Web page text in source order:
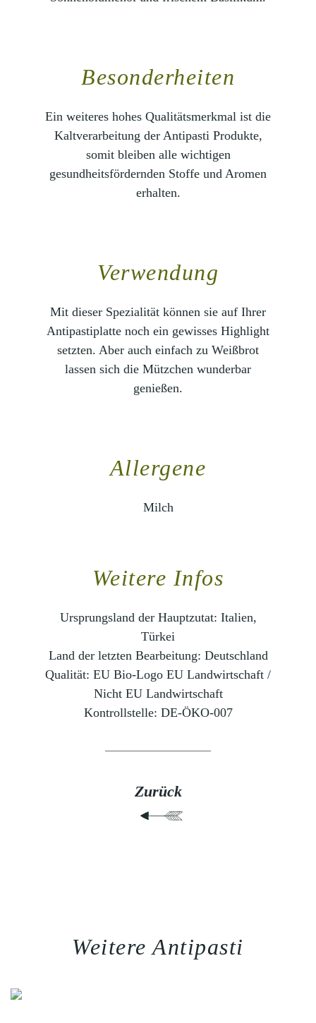
Besonderheiten
Ein weiteres hohes Qualitätsmerkmal ist die
Kaltverarbeitung der Antipasti Produkte,
somit bleiben alle wichtigen
gesundheitsfördernden Stoffe und Aromen
erhalten.
Verwendung
Mit dieser Spezialität können sie auf Ihrer
Antipastiplatte noch ein gewisses Highlight
setzten. Aber auch einfach zu Weißbrot
lassen sich die Mützchen wunderbar
genießen.
Allergene
Milch
Weitere Infos
Ursprungsland der Hauptzutat: Italien,
Türkei
Land der letzten Bearbeitung: Deutschland
Qualität: EU Bio-Logo EU Landwirtschaft /
Nicht EU Landwirtschaft
Kontrollstelle: DE-ÖKO-007
Zurück
Weitere Antipasti